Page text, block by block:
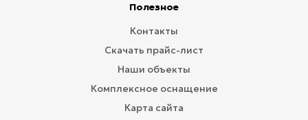
Полезное
Контакты
Скачать прайс-лист
Наши объекты
Комплексное оснащение
Карта сайта